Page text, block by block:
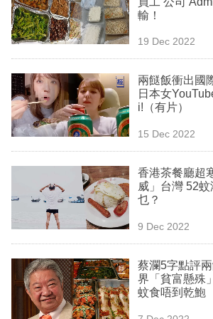
業
科
技
職
場
生
時
事
欄
訂
閱
輸！
19 Dec 2022
兩餸飯衝出國
日本女
i!（有片）
15 Dec 2022
香港茶餐廳超
威」台灣 52
乜？
9 Dec 2022
蔡瀾5字點評
界「貧富懸殊
蚊食唔到乾鮑